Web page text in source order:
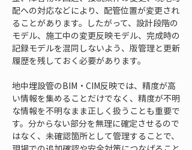
配への対応などにより、配管位置が変更され
ることがあります。したがって、設計段階の
モデル、施工中の変更反映モデル、完成時の
記録モデルを混同しないよう、版管理と更新
履歴を残しておく必要があります。
地中埋設管のBIM・CIM反映では、精度が高
い情報を集めることだけでなく、精度が不明
な情報を不明なまま正しく扱うことも重要で
す。分からない部分を無理に確定させるので
はなく、未確認箇所として管理することで、